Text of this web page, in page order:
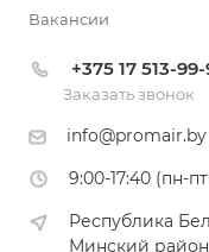
Вакансии
+375 17 513-
Заказать звонок
info@promair.by
9:00-17:40 (пн-
Республика
Минский